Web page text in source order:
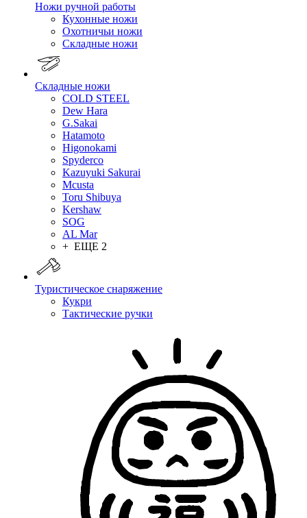
Ножи ручной работы
Кухонные ножи
Охотничьи ножи
Складные ножи
Складные ножи
COLD STEEL
Dew Hara
G.Sakai
Hatamoto
Higonokami
Spyderco
Kazuyuki Sakurai
Mcusta
Toru Shibuya
Kershaw
SOG
AL Mar
+ ЕЩЕ 2
Туристическое снаряжение
Кукри
Тактические ручки